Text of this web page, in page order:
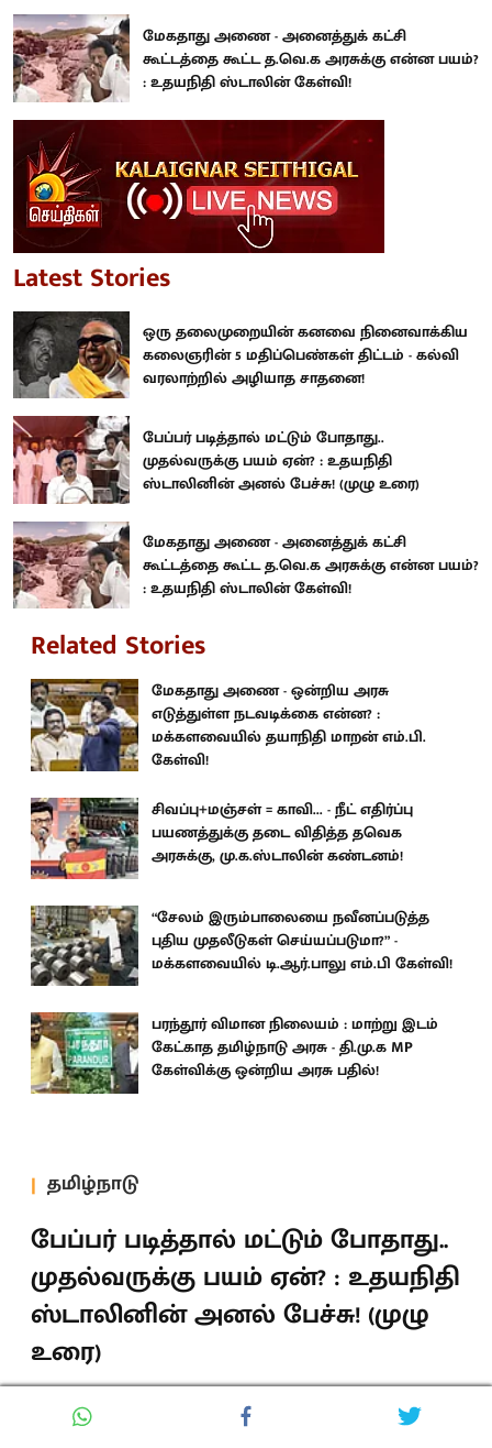
மேகதாது அணை - அனைத்துக் கட்சி
கூட்டத்தை கூட்ட த.வெ.க அரசுக்கு என்ன பயம்?
: உதயநிதி ஸ்டாலின் கேள்வி!
Latest Stories
ஒரு தலைமுறையின் கனவை நினைவாக்கிய
கலைஞரின் 5 மதிப்பெண்கள் திட்டம் - கல்வி
வரலாற்றில் அழியாத சாதனை!
பேப்பர் படித்தால் மட்டும் போதாது..
முதல்வருக்கு பயம் ஏன்? : உதயநிதி
ஸ்டாலினின் அனல் பேச்சு! (முழு உரை)
மேகதாது அணை - அனைத்துக் கட்சி
கூட்டத்தை கூட்ட த.வெ.க அரசுக்கு என்ன பயம்?
: உதயநிதி ஸ்டாலின் கேள்வி!
Related Stories
மேகதாது அணை - ஒன்றிய அரசு
எடுத்துள்ள நடவடிக்கை என்ன? :
மக்களவையில் தயாநிதி மாறன் எம்.பி.
கேள்வி!
சிவப்பு+மஞ்சள் = காவி... - நீட் எதிர்ப்பு
பயணத்துக்கு தடை விதித்த தவெக
அரசுக்கு, மு.க.ஸ்டாலின் கண்டனம்!
“சேலம் இரும்பாலையை நவீனப்படுத்த
புதிய முதலீடுகள் செய்யப்படுமா?” -
மக்களவையில் டி.ஆர்.பாலு எம்.பி கேள்வி!
பரந்தூர் விமான நிலையம் : மாற்று இடம்
கேட்காத தமிழ்நாடு அரசு - தி.மு.க MP
கேள்விக்கு ஒன்றிய அரசு பதில்!
தமிழ்நாடு
பேப்பர் படித்தால் மட்டும் போதாது..
முதல்வருக்கு பயம் ஏன்? : உதயநிதி
ஸ்டாலினின் அனல் பேச்சு! (முழு
உரை)
தி.மு.க ஏன் லாட்டரி நடத்தும் நிறுவனத்திடம் இருந்து
நிதி வாங்கினார்கள் என்று கேட்கிறார். அதை